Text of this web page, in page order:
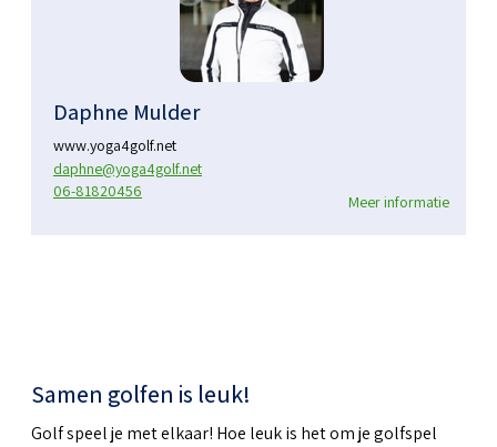
Daphne Mulder
www.yoga4golf.net
daphne@yoga4golf.net
06-81820456
Meer informatie
Samen golfen is leuk!
Golf speel je met elkaar! Hoe leuk is het om je golfspel